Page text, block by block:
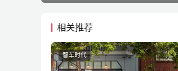
相关推荐
智车时代